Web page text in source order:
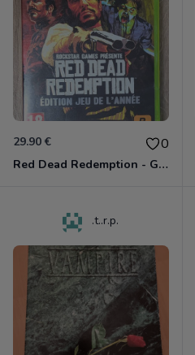
29.90 € 0
Red Dead Redemption - Game Of The Year Xbox 360
.t..r.p.